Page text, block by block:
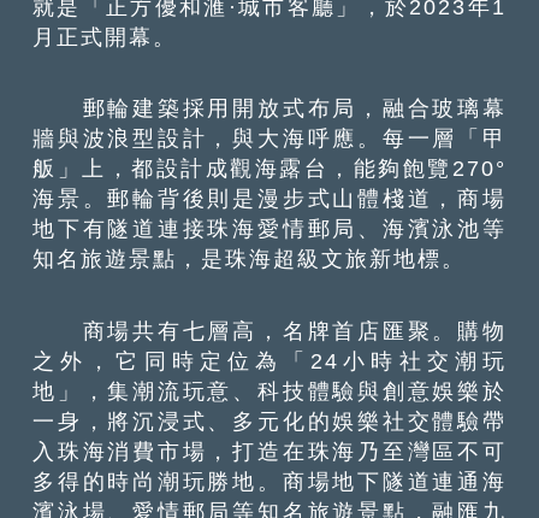
就是「正方優和滙·城市客廳」，於2023年1
月正式開幕。
郵輪建築採用開放式布局，融合玻璃幕
牆與波浪型設計，與大海呼應。每一層「甲
舨」上，都設計成觀海露台，能夠飽覽270°
海景。郵輪背後則是漫步式山體棧道，商場
地下有隧道連接珠海愛情郵局、海濱泳池等
知名旅遊景點，是珠海超級文旅新地標。
商場共有七層高，名牌首店匯聚。購物
之外，它同時定位為「24小時社交潮玩
地」，集潮流玩意、科技體驗與創意娛樂於
一身，將沉浸式、多元化的娛樂社交體驗帶
入珠海消費市場，打造在珠海乃至灣區不可
多得的時尚潮玩勝地。商場地下隧道連通海
濱泳場、愛情郵局等知名旅遊景點，融匯九